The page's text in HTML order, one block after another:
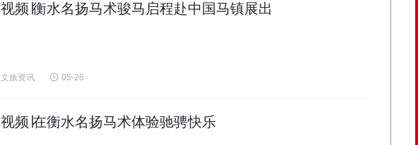
视频∣衡水名扬马术骏马启程赴中国马镇展出
文旅资讯 05-26
视频∣在衡水名扬马术体验驰骋快乐